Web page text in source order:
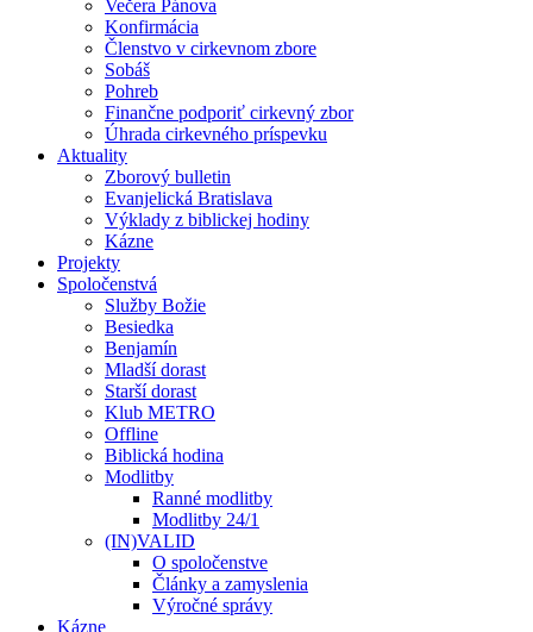
Večera Pánova
Konfirmácia
Členstvo v cirkevnom zbore
Sobáš
Pohreb
Finančne podporiť cirkevný zbor
Úhrada cirkevného príspevku
Aktuality
Zborový bulletin
Evanjelická Bratislava
Výklady z biblickej hodiny
Kázne
Projekty
Spoločenstvá
Služby Božie
Besiedka
Benjamín
Mladší dorast
Starší dorast
Klub METRO
Offline
Biblická hodina
Modlitby
Ranné modlitby
Modlitby 24/1
(IN)VALID
O spoločenstve
Články a zamyslenia
Výročné správy
Kázne